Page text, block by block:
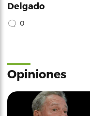
Delgado
0
Opiniones